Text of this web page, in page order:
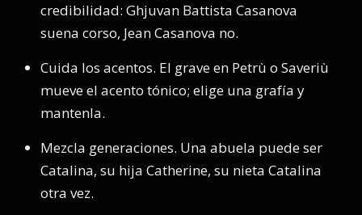
credibilidad: Ghjuvan Battista Casanova
suena corso, Jean Casanova no.
Cuida los acentos. El grave en Petrù o Saveriù
mueve el acento tónico; elige una grafía y
mantenla.
Mezcla generaciones. Una abuela puede ser
Catalina, su hija Catherine, su nieta Catalina
otra vez.